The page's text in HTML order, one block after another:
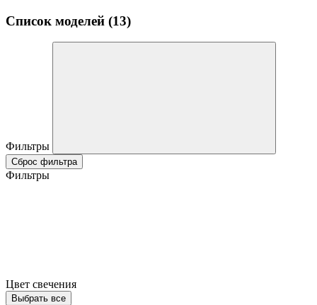
Список моделей (13)
Фильтры
Сброс фильтра
Фильтры
Цвет свечения
Выбрать все